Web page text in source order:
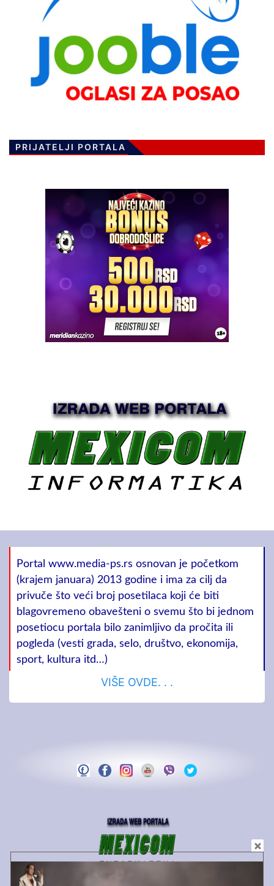
PRIJATELJI PORTALA
Portal www.media-ps.rs osnovan je početkom
(krajem januara) 2013 godine i ima za cilj da
privuče što veći broj posetilaca koji će biti
blagovremeno obavešteni o svemu što bi jednom
posetiocu portala bilo zanimljivo da pročita ili
pogleda (vesti grada, selo, društvo, ekonomija,
sport, kultura itd…)
VIŠE OVDE. . .